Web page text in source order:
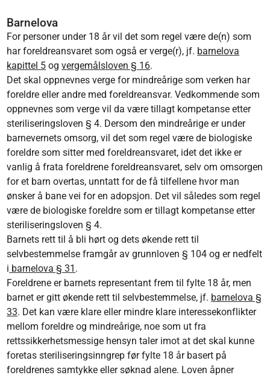
Barnelova
For personer under 18 år vil det som regel være de(n) som
har foreldreansvaret som også er verge(r), jf. barnelova
kapittel 5 ogvergemålsloven § 16.
Det skal oppnevnes verge for mindreårige som verken har
foreldre eller andre med foreldreansvar. Vedkommende som
oppnevnes som verge vil da være tillagt kompetanse etter
steriliseringsloven § 4. Dersom den mindreårige er under
barnevernets omsorg, vil det som regel være de biologiske
foreldre som sitter med foreldreansvaret, idet det ikke er
vanlig å frata foreldrene foreldreansvaret, selv om omsorgen
for et barn overtas, unntatt for de få tilfellene hvor man
ønsker å bane vei for en adopsjon. Det vil således som regel
være de biologiske foreldre som er tillagt kompetanse etter
steriliseringsloven § 4.
Barnets rett til å bli hørt og dets økende rett til
selvbestemmelse framgår av grunnloven § 104 og er nedfelt
i barnelova § 31 .
Foreldrene er barnets representant frem til fylte 18 år, men
barnet er gitt økende rett til selvbestemmelse, jf. barnelova §
33. Det kan være klare eller mindre klare interessekonflikter
mellom foreldre og mindreårige, noe som ut fra
rettssikkerhetsmessige hensyn taler imot at det skal kunne
foretas steriliseringsinngrep før fylte 18 år basert på
foreldrenes samtykke eller søknad alene. Loven åpner